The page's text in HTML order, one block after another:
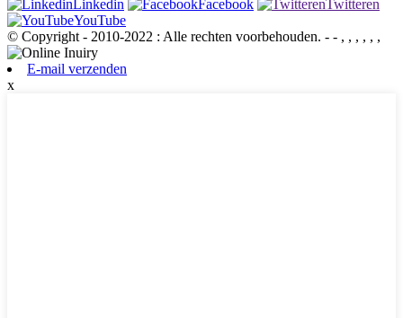
Linkedin Facebook
Twitteren
YouTube
© Copyright - 2010-2022 : Alle rechten voorbehouden. - - , , , , , ,
E-mail verzenden
x